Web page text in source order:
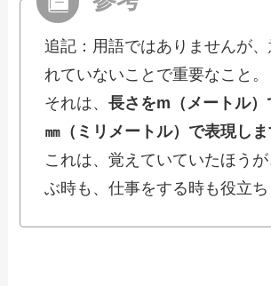
追記：用語ではありませんが
れていないことで重要なこと。
それは、長さをm（メートル）
㎜（ミリメートル）で表現しま
これは、覚えていていたほう
ぶ時も、仕事をする時も役立ち